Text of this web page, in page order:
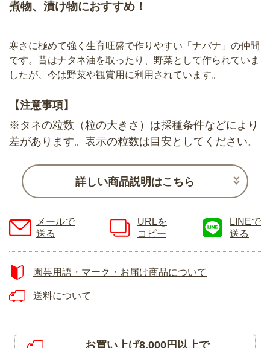
煮物、漬け物におすすめ！
寒さに極めて強く生育旺盛で作りやすい「ナバナ」の仲間
です。昔はナタネ油を取ったり、野菜として作られていま
したが、今は野菜や観賞用に利用されています。
【注意事項】
※タネの粒数（粒の大きさ）は採種条件などにより
差があります。表示の粒数は目安としてください。
詳しい商品説明はこちら
メールで
送る
URLを
コピー
LINEで
送る
園芸用語・マーク・お届け商品について
送料について
お買い上げ8,000円以上で